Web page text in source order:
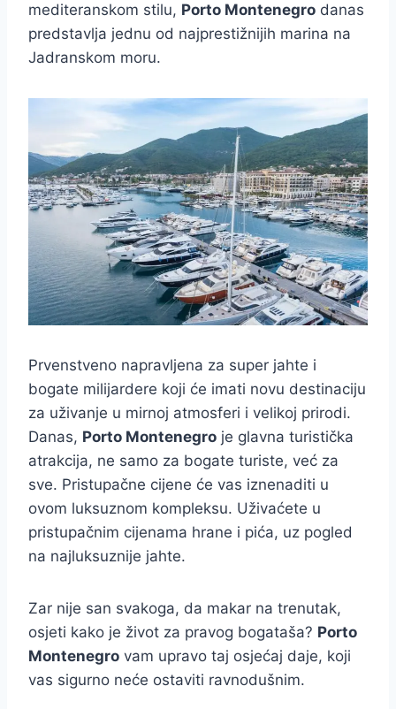
mediteranskom stilu, Porto Montenegro danas
predstavlja jednu od najprestižnijih marina na
Jadranskom moru.
Prvenstveno napravljena za super jahte i
bogate milijardere koji će imati novu destinaciju
za uživanje u mirnoj atmosferi i velikoj prirodi.
Danas, Porto Montenegro je glavna turistička
atrakcija, ne samo za bogate turiste, već za
sve. Pristupačne cijene će vas iznenaditi u
ovom luksuznom kompleksu. Uživaćete u
pristupačnim cijenama hrane i pića, uz pogled
na najluksuznije jahte.
Zar nije san svakoga, da makar na trenutak,
osjeti kako je život za pravog bogataša? Porto
Montenegro vam upravo taj osjećaj daje, koji
vas sigurno neće ostaviti ravnodušnim.